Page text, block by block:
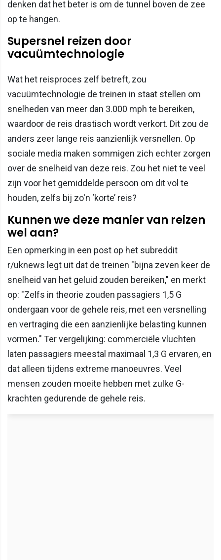
denken dat het beter is om de tunnel boven de zee
op te hangen.
Supersnel reizen door
vacuümtechnologie
Wat het reisproces zelf betreft, zou
vacuümtechnologie de treinen in staat stellen om
snelheden van meer dan 3.000 mph te bereiken,
waardoor de reis drastisch wordt verkort. Dit zou de
anders zeer lange reis aanzienlijk versnellen. Op
sociale media maken sommigen zich echter zorgen
over de snelheid van deze reis. Zou het niet te veel
zijn voor het gemiddelde persoon om dit vol te
houden, zelfs bij zo'n ‘korte’ reis?
Kunnen we deze manier van reizen
wel aan?
Een opmerking in een post op het subreddit
r/uknews legt uit dat de treinen "bijna zeven keer de
snelheid van het geluid zouden bereiken," en merkt
op: "Zelfs in theorie zouden passagiers 1,5 G
ondergaan voor de gehele reis, met een versnelling
en vertraging die een aanzienlijke belasting kunnen
vormen." Ter vergelijking: commerciële vluchten
laten passagiers meestal maximaal 1,3 G ervaren, en
dat alleen tijdens extreme manoeuvres. Veel
mensen zouden moeite hebben met zulke G-
krachten gedurende de gehele reis.